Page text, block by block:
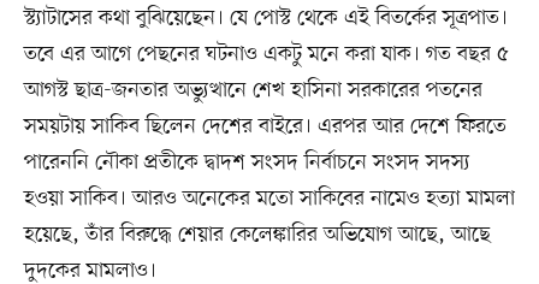
স্ট্যাটাসের কথা বুঝিয়েছেন। যে পোস্ট থেকে এই বিতর্কের সূত্রপাত।
তবে এর আগে পেছনের ঘটনাও একটু মনে করা যাক। গত বছর ৫
আগস্ট ছাত্র-জনতার অভ্যুত্থানে শেখ হাসিনা সরকারের পতনের
সময়টায় সাকিব ছিলেন দেশের বাইরে। এরপর আর দেশে ফিরতে
পারেননি নৌকা প্রতীকে দ্বাদশ সংসদ নির্বাচনে সংসদ সদস্য
হওয়া সাকিব। আরও অনেকের মতো সাকিবের নামেও হত্যা মামলা
হয়েছে, তাঁর বিরুদ্ধে শেয়ার কেলেঙ্কারির অভিযোগ আছে, আছে
দুদকের মামলাও।